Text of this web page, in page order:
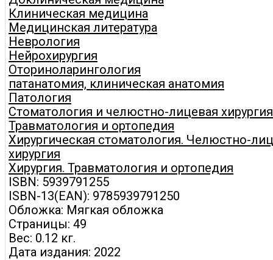
Клиническая медицина
Медицинская литература
Неврология
Нейрохирургия
Оториноларингология
патанатомия, клиническая анатомия
Патология
Стоматология и челюстно-лицевая хирургия
Травматология и ортопедия
Хирургическая стоматология. Челюстно-
хирургия
Хирургия. Травматология и ортопедия
ISBN: 5939791255
ISBN-13(EAN): 9785939791250
Обложка: Мягкая обложка
Страницы: 49
Вес: 0.12 кг.
Дата издания: 2022